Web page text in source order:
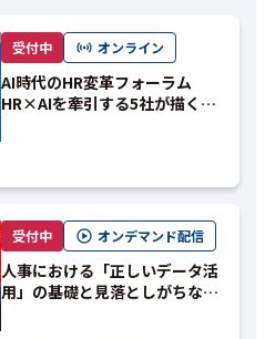
受付中 オンライン
AI時代のHR変革フォーラム
HR×AIを牽引する5社が描く未
受付中 オンデマンド配信
人事における「正しいデータ活
用」の基礎と見落としがちなこ